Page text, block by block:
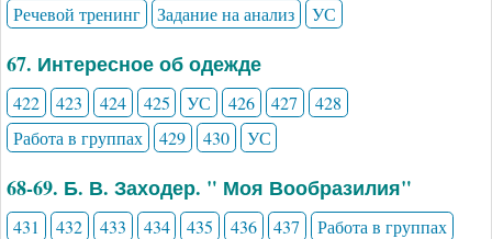
Речевой тренинг
Задание на анализ УС
67. Интересное об одежде
422 423 424 425 УС 426 427
428
Работа в группах
429 430 УС
68-69. Б. В. Заходер. " Моя Вообразилия"
431 432 433 434 435 436 437
Работа в группах